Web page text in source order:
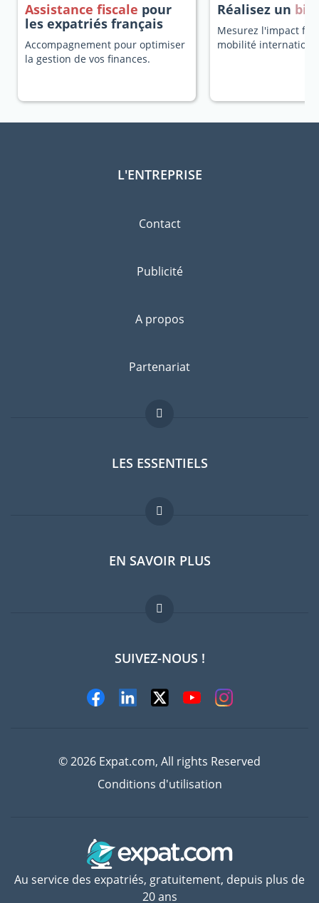
Assistance fiscale pour
les expatriés français
Accompagnement pour optimiser
la gestion de vos finances.
Réalisez un
Mesurez l'impact
mobilité
L'ENTREPRISE
Contact
Publicité
A propos
Partenariat
LES ESSENTIELS
Forum expatriés
Guides pays
Offres d'emploi
EN SAVOIR PLUS
FAQ
Experts
SUIVEZ-NOUS !
© 2026 Expat.com, All rights Reserved
Conditions d'utilisation
Au service des expatriés, gratuitement, depuis plus de
20 ans